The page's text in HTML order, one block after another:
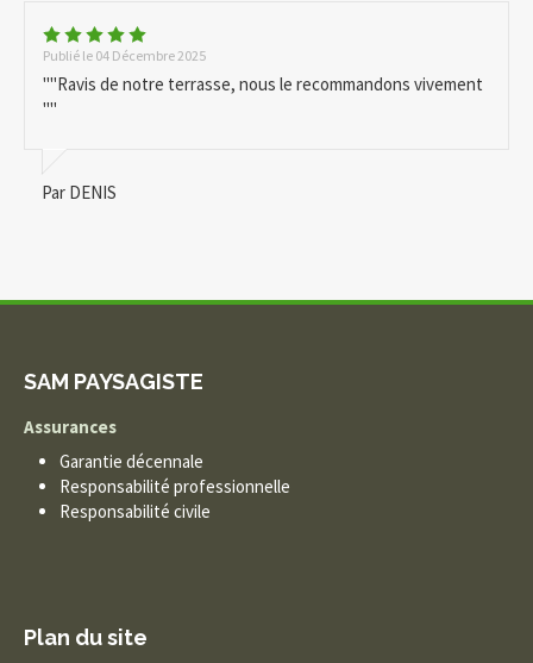
Publié le 04 Décembre 2025
""Ravis de notre terrasse, nous le recommandons vivement
""
Par DENIS
SAM PAYSAGISTE
Assurances
Garantie décennale
Responsabilité professionnelle
Responsabilité civile
Plan du site